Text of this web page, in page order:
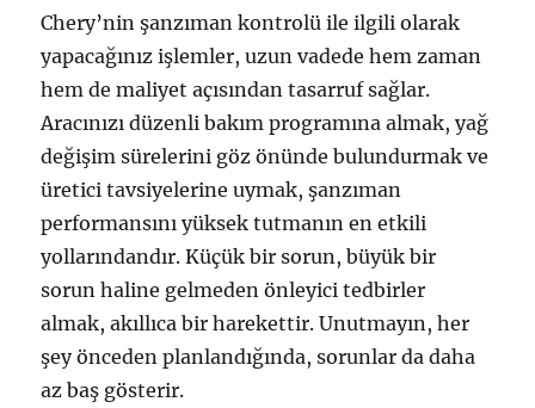
Chery’nin şanzıman kontrolü ile ilgili olarak
yapacağınız işlemler, uzun vadede hem zaman
hem de maliyet açısından tasarruf sağlar.
Aracınızı düzenli bakım programına almak, yağ
değişim sürelerini göz önünde bulundurmak ve
üretici tavsiyelerine uymak, şanzıman
performansını yüksek tutmanın en etkili
yollarındandır. Küçük bir sorun, büyük bir
sorun haline gelmeden önleyici tedbirler
almak, akıllıca bir harekettir. Unutmayın, her
şey önceden planlandığında, sorunlar da daha
az baş gösterir.